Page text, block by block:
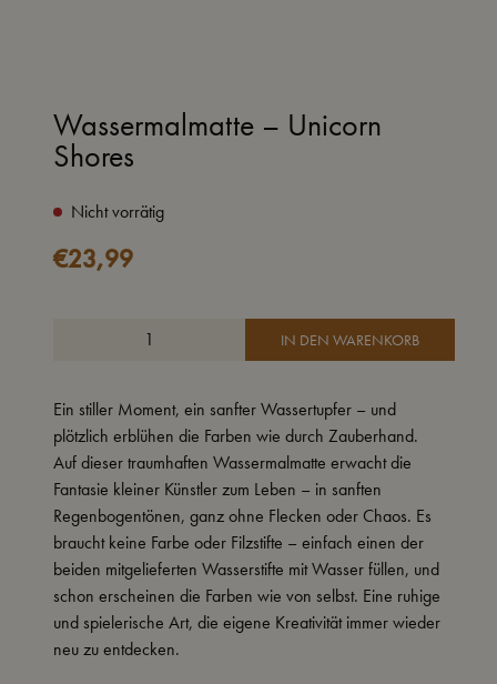
Wassermalmatte – Unicorn
Shores
Nicht vorrätig
€23,99
IN DEN WARENKORB
Ein stiller Moment, ein sanfter Wassertupfer – und
plötzlich erblühen die Farben wie durch Zauberhand.
Auf dieser traumhaften Wassermalmatte erwacht die
Fantasie kleiner Künstler zum Leben – in sanften
Regenbogentönen, ganz ohne Flecken oder Chaos. Es
braucht keine Farbe oder Filzstifte – einfach einen der
beiden mitgelieferten Wasserstifte mit Wasser füllen, und
schon erscheinen die Farben wie von selbst. Eine ruhige
und spielerische Art, die eigene Kreativität immer wieder
neu zu entdecken.